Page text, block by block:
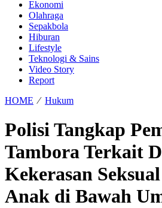
Ekonomi
Olahraga
Sepakbola
Hiburan
Lifestyle
Teknologi & Sains
Video Story
Report
HOME ⁄ Hukum
Polisi Tangkap
Tambora Terkait
Kekerasan
Anak di Bawah